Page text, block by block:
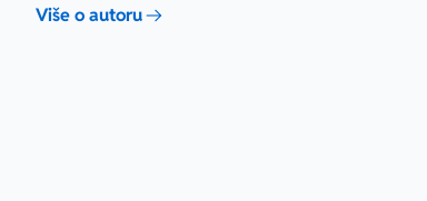
Više o autoru